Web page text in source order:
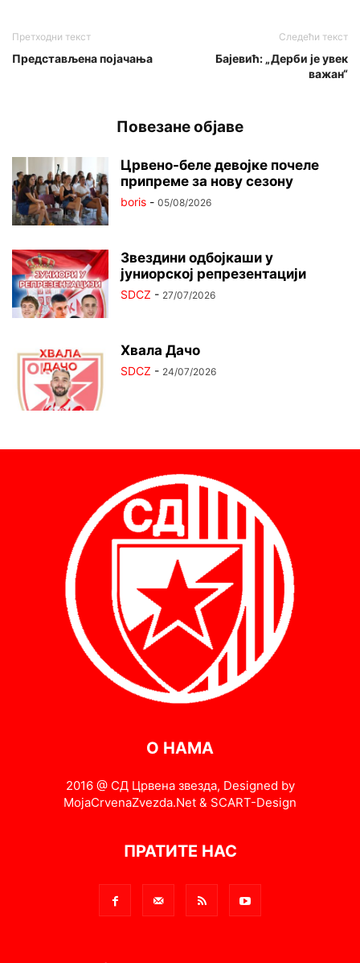
Претходни текст
Представљена појачања
Следећи текст
Бајевић: „Дерби је увек
важан“
Повезане објаве
Црвено-беле девојке почеле
припреме за нову сезону
boris - 05/08/2026
Звездини одбојкаши у
јуниорској репрезентацији
SDCZ - 27/07/2026
Хвала Дачо
SDCZ - 24/07/2026
О НАМА
2016 @ СД Црвена звезда, Designed by
MojaCrvenaZvezda.Net & SCART-Design
ПРАТИТЕ НАС